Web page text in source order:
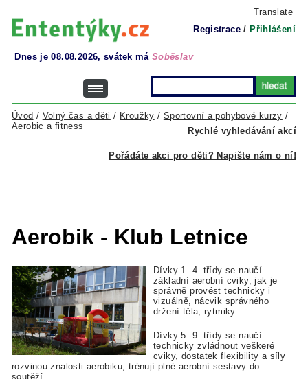
Translate
Registrace / Přihlášení
Dnes je 08.08.2026, svátek má Soběslav
Rychlé vyhledávání akcí
Úvod / Volný čas a děti / Kroužky / Sportovní a pohybové kurzy /
Aerobic a fitness
Pořádáte akci pro děti? Napište nám o ní!
Aerobik - Klub Letnice
Dívky 1.-4. třídy se naučí
základní aerobní cviky, jak je
správně provést technicky i
vizuálně, nácvik správného
držení těla, rytmiky.
Dívky 5.-9. třídy se naučí
technicky zvládnout veškeré
cviky, dostatek flexibility a síly
rozvinou znalosti aerobiku, trénují plné aerobní sestavy do
soutěží.